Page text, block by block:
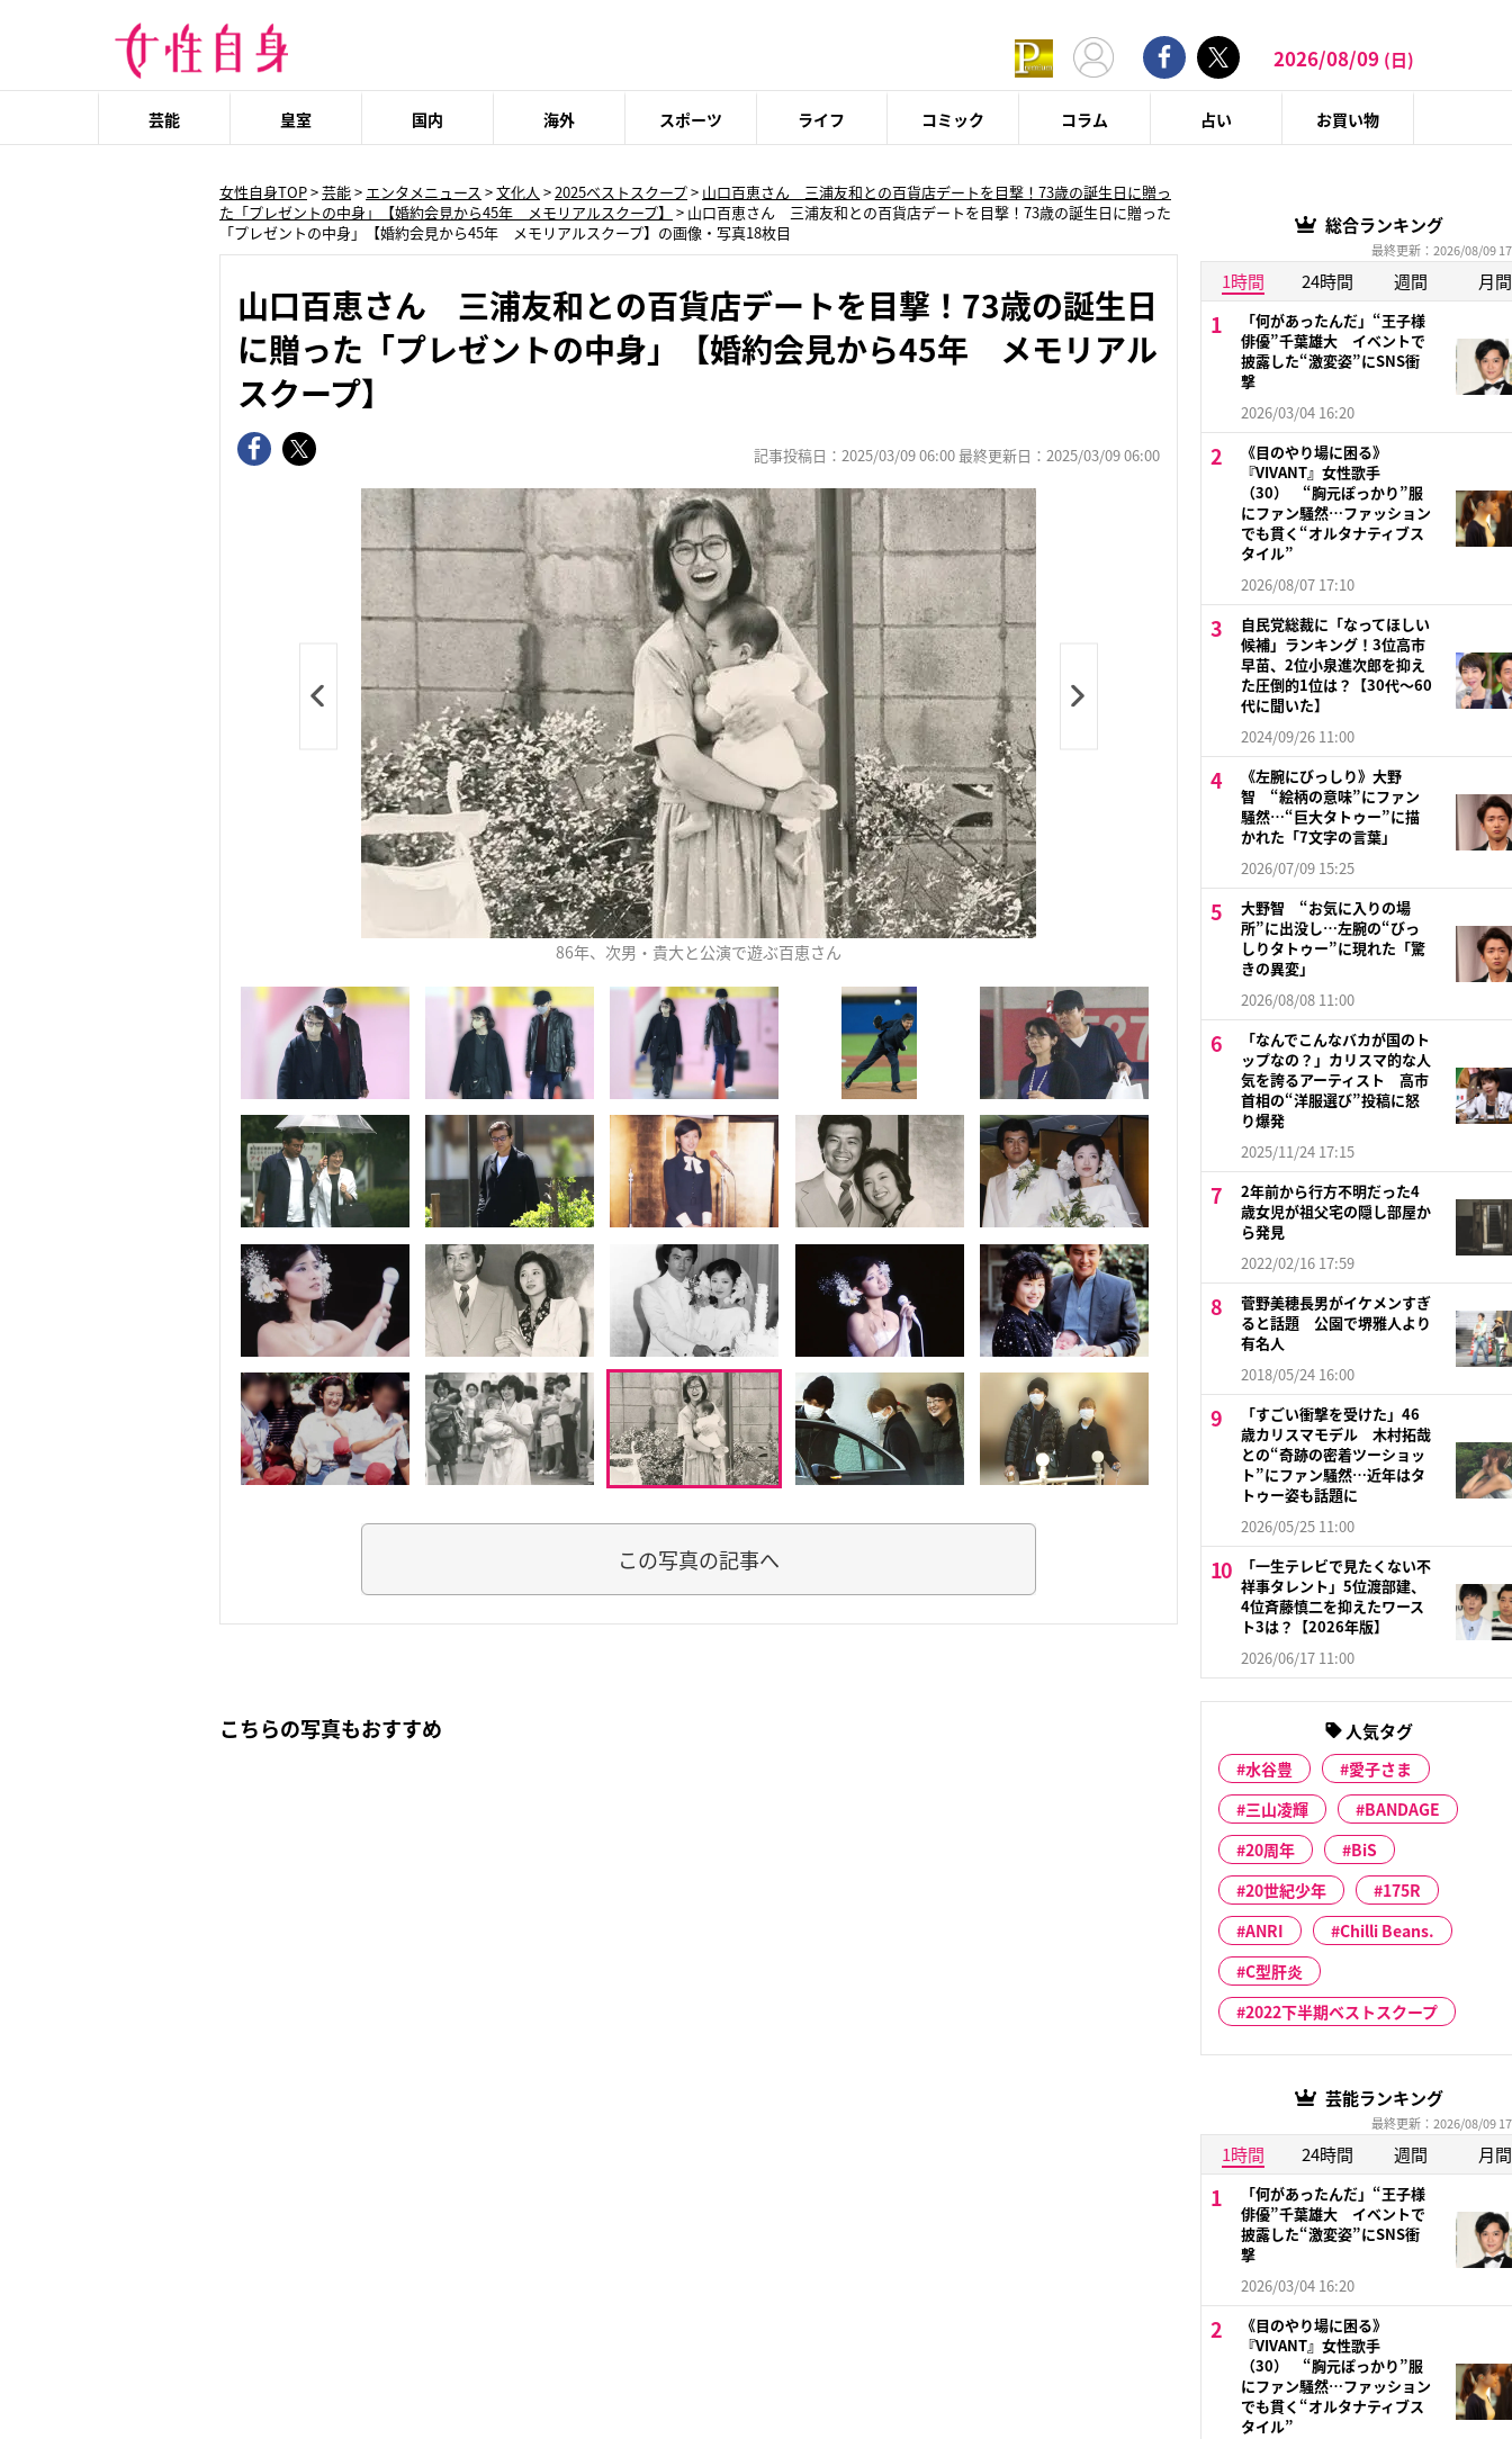
2026/08/09 (日)
芸能 皇室 国内 海外 スポーツ ライフ コミック コラム 占い お買い物
女性自身TOP>芸能> エンタメニュース >文化人 >2025ベストスクープ> 山口百恵さん 三浦友和との百貨店デートを目撃！73歳の誕生日に贈っ
た「プレゼントの中身」【婚約会見から45年 メモリアルスクープ】 > 山口百恵さん 三浦友和との百貨店デートを目撃！73歳の誕生日に贈った
「プレゼントの中身」【婚約会見から45年 メモリアルスクープ】の画像・写真18枚目
山口百恵さん 三浦友和との百貨店デートを目撃！73歳の誕生日
に贈った「プレゼントの中身」【婚約会見から45年 メモリアル
スクープ】
記事投稿日：2025/03/09 06:00 最終更新日：2025/03/09 06:00
86年、次男・貴大と公演で遊ぶ百恵さん
この写真の記事へ
こちらの写真もおすすめ
総合ランキング
最終更新：2026/08/09
1時間 24時間 週間 月間
「何があったんだ」“王子様
俳優”千葉雄大 イベントで
披露した“激変姿”にSNS衝
撃
2026/03/04 16:20
《目のやり場に困る》
『VIVANT』女性歌手
（30） “胸元ぽっかり”服
にファン騒然…ファッション
でも貫く“オルタナティブス
タイル”
2026/08/07 17:10
自民党総裁に「なってほしい
候補」ランキング！3位高市
早苗、2位小泉進次郎を抑え
た圧倒的1位は？【30代〜60
代に聞いた】
2024/09/26 11:00
《左腕にびっしり》大野
智 “絵柄の意味”にファン
騒然…“巨大タトゥー”に描
かれた「7文字の言葉」
2026/07/09 15:25
大野智 “お気に入りの場
所”に出没し…左腕の“びっ
しりタトゥー”に現れた「驚
きの異変」
2026/08/08 11:00
「なんでこんなバカが国のト
ップなの？」カリスマ的な人
気を誇るアーティスト 高市
首相の“洋服選び”投稿に怒
り爆発
2025/11/24 17:15
2年前から行方不明だった4
歳女児が祖父宅の隠し部屋か
ら発見
2022/02/16 17:59
菅野美穂長男がイケメンすぎ
ると話題 公園で堺雅人より
有名人
2018/05/24 16:00
「すごい衝撃を受けた」46
歳カリスマモデル 木村拓哉
との“奇跡の密着ツーショッ
ト”にファン騒然…近年はタ
トゥー姿も話題に
2026/05/25 11:00
「一生テレビで見たくない不
祥事タレント」5位渡部建、
4位斉藤慎二を抑えたワース
ト3は？【2026年版】
2026/06/17 11:00
人気タグ
水谷豊
愛子さま
三山凌輝
BANDAGE
20周年
BiS
20世紀少年
175R
ANRI
Chilli Beans.
C型肝炎
2022下半期ベストスクープ
芸能ランキング
最終更新：2026/08/09
1時間 24時間 週間 月間
「何があったんだ」“王子様
俳優”千葉雄大 イベントで
披露した“激変姿”にSNS衝
撃
2026/03/04 16:20
《目のやり場に困る》
『VIVANT』女性歌手
（30） “胸元ぽっかり”服
にファン騒然…ファッション
でも貫く“オルタナティブス
タイル”